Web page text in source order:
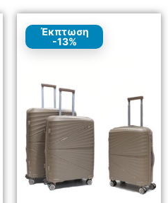
Έκπτωση
-13%